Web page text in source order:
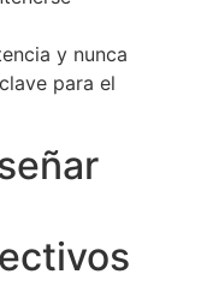
y nunca
para el